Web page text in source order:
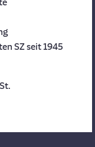
SZ seit 1945